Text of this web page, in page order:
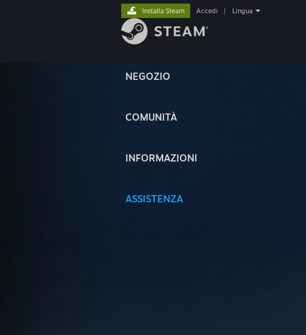
NEGOZIO
COMUNITÀ
INFORMAZIONI
ASSISTENZA
Installa Steam Accedi Lingua